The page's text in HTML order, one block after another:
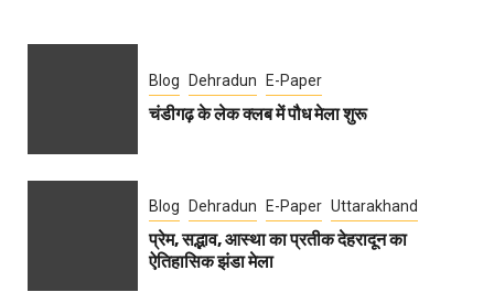
Blog Dehradun E-Paper
चंडीगढ़ के लेक क्लब में पौध मेला शुरू
Blog Dehradun E-Paper Uttarakhand
प्रेम, सद्भाव, आस्था का प्रतीक देहरादून का
ऐतिहासिक झंडा मेला